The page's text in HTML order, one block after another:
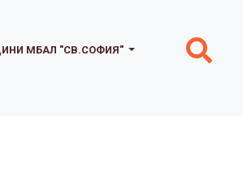
МБАЛ "СВ.СОФИЯ"